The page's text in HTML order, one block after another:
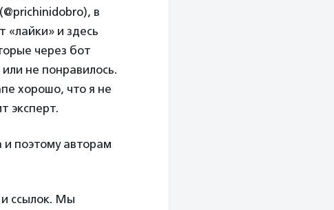
в
«лайки» и здесь
через бот
не понравилось.
хорошо, что я не
эксперт.
поэтому авторам
ссылок. Мы